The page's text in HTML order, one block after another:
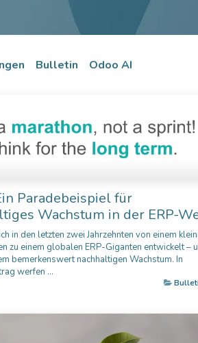
Bulletin Odoo AI
Paradebeispiel für
Wachstum in der ERP-
in den letzten zwei Jahrzehnten von einem
zu einem globalen ERP-Giganten entwickelt –
bemerkenswert nachhaltigen Wachstum. In
werfen ...